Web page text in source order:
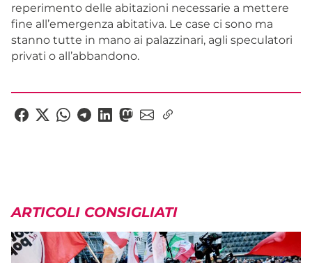
reperimento delle abitazioni necessarie a mettere
fine all’emergenza abitativa. Le case ci sono ma
stanno tutte in mano ai palazzinari, agli speculatori
privati o all’abbandono.
ARTICOLI CONSIGLIATI